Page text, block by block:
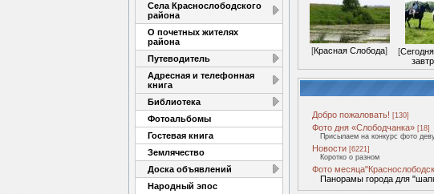
Села Краснослободского
района
О почетных жителях
района
Путеводитель
Адресная и телефонная
книга
Библиотека
Фотоальбомы
Гостевая книга
Землячество
Доска объявлений
Народный эпос
[Красная Слобода] [
Добро пожаловать! [130]
Фото дня «Слободчанка» [18]
Присылаем на конкурс фото
Новости [6221]
Коротко о разном
Фото
Панорамы города для